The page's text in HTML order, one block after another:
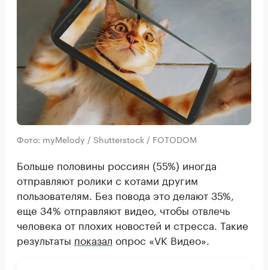
Фото: myMelody / Shutterstock / FOTODOM
Больше половины россиян (55%) иногда
отправляют ролики с котами другим
пользователям. Без повода это делают 35%,
еще 34% отправляют видео, чтобы отвлечь
человека от плохих новостей и стресса. Такие
результаты показал опрос «VK Видео».